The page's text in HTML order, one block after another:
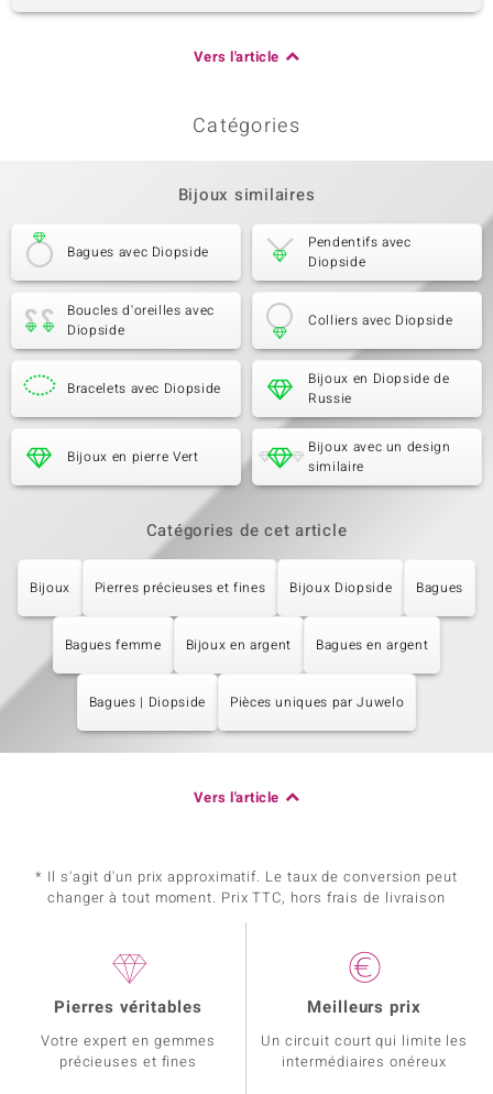
Vers l'article
Catégories
Bijoux similaires
Bagues avec Diopside
Pendentifs avec
Diopside
Boucles d'oreilles avec
Diopside
Colliers avec Diopside
Bracelets avec Diopside
Bijoux en Diopside de
Russie
Bijoux en pierre Vert
Bijoux avec un design
similaire
Catégories de cet article
Bijoux Pierres précieuses et fines Bijoux Diopside Bagues
Bagues femme Bijoux en argent Bagues en argent
Bagues | Diopside Pièces uniques par Juwelo
Vers l'article
* Il s'agit d'un prix approximatif. Le taux de conversion peut
changer à tout moment. Prix TTC, hors frais de livraison
Pierres véritables
Votre expert en gemmes
précieuses et fines
Meilleurs prix
Un circuit court qui limite les
intermédiaires onéreux